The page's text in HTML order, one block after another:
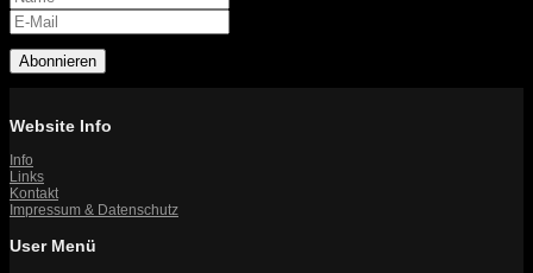
Abonnieren
Website Info
Info
Links
Kontakt
Impressum & Datenschutz
User Menü